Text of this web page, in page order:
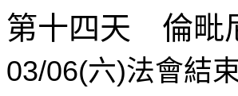
第十四天 倫毗
03/06(六)法會結